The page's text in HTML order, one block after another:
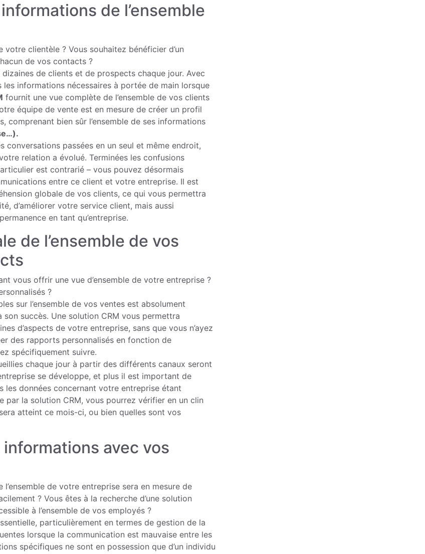
de l’ensemble
clientèle ? Vous souhaitez bénéficier d’un
de vos contacts ?
de clients et de prospects chaque jour. Avec
informations nécessaires à portée de main lorsque
fournit une vue complète de l’ensemble de vos clients
équipe de vente est en mesure de créer un profil
bien sûr l’ensemble de ses informations
passées en un seul et même endroit,
relation a évolué. Terminées les confusions
est contrarié – vous pouvez désormais
entre ce client et votre entreprise. Il est
globale de vos clients, ce qui vous permettra
d’améliorer votre service client, mais aussi
en tant qu’entreprise.
de l’ensemble de vos
vous offrir une vue d’ensemble de votre entreprise ?
?
sur l’ensemble de vos ventes est absolument
succès. Une solution CRM vous permettra
d’aspects de votre entreprise, sans que vous n’ayez
des rapports personnalisés en fonction de
spécifiquement suivre.
chaque jour à partir des différents canaux seront
se développe, et plus il est important de
les données concernant votre entreprise étant
par la solution CRM, vous pourrez vérifier en un clin
atteint ce mois-ci, ou bien quelles sont vos
avec vos
de votre entreprise sera en mesure de
? Vous êtes à la recherche d’une solution
à l’ensemble de vos employés ?
particulièrement en termes de gestion de la
lorsque la communication est mauvaise entre les
spécifiques ne sont en possession que d’un individu